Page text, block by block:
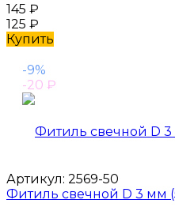
145 ₽
125 ₽
Купить
-9%
-20 ₽
Артикул: 2569-50
Фитиль свечной D 3 мм